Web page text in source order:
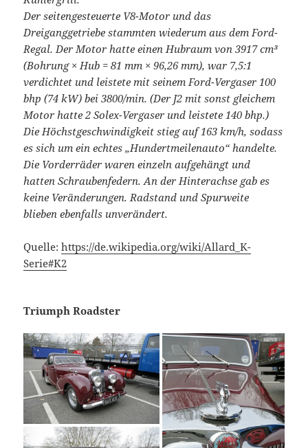
Der seitengesteuerte V8-Motor und das
Dreiganggetriebe stammten wiederum aus dem Ford-
Regal. Der Motor hatte einen Hubraum von 3917 cm³
(Bohrung × Hub = 81 mm × 96,26 mm), war 7,5:1
verdichtet und leistete mit seinem Ford-Vergaser 100
bhp (74 kW) bei 3800/min. (Der J2 mit sonst gleichem
Motor hatte 2 Solex-Vergaser und leistete 140 bhp.)
Die Höchstgeschwindigkeit stieg auf 163 km/h, sodass
es sich um ein echtes „Hundertmeilenauto“ handelte.
Die Vorderräder waren einzeln aufgehängt und
hatten Schraubenfedern. An der Hinterachse gab es
keine Veränderungen. Radstand und Spurweite
blieben ebenfalls unverändert.
Quelle:https://de.wikipedia.org/wiki/Allard_K-
Serie#K2
Triumph Roadster